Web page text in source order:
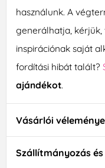
használunk. A
generálhatja, kérjük,
inspirációnak saját
fordítási hibát talált?
ajándékot.
Vásárlói
Szállítmányozás